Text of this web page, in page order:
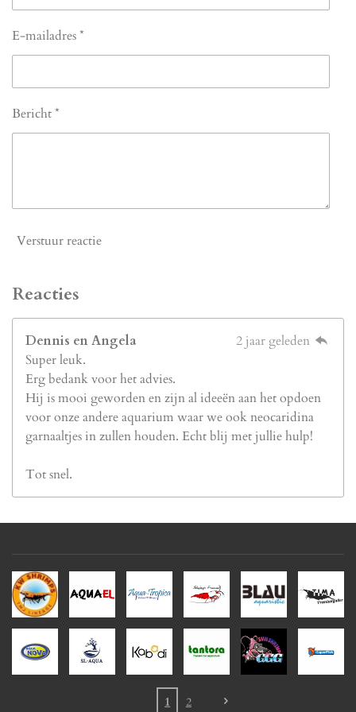
E-mailadres *
Bericht *
Verstuur reactie
Reacties
Dennis en Angela
2 jaar geleden
Super leuk.
Erg bedank voor het advies.
Hij is mooi geworden en zijn al ideeën aan het opdoen
voor onze andere aquarium waar we ook neocaridina
garnaaltjes in zullen houden. Echt blij met jullie hulp!
Tot snel.
1 2